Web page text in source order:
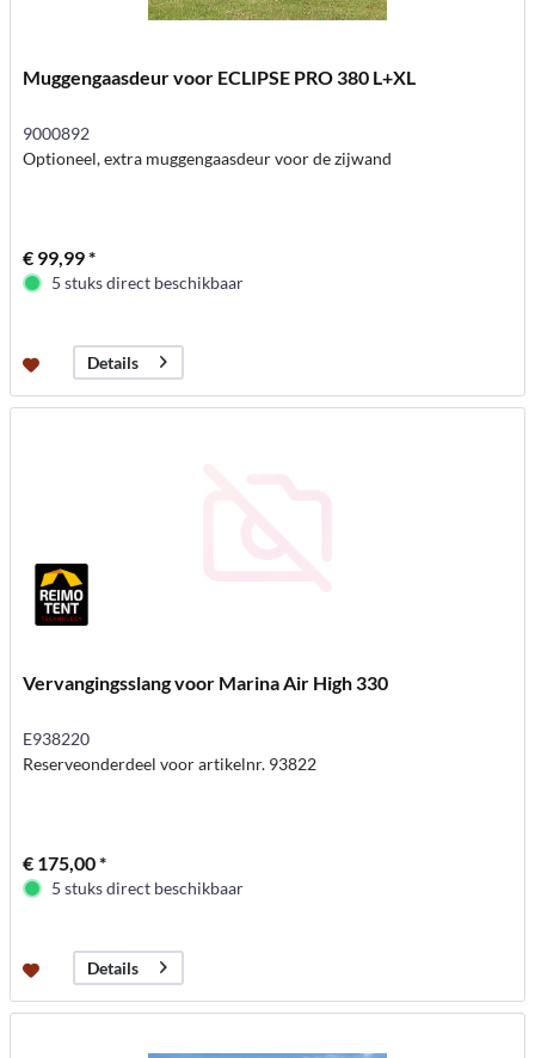
Muggengaasdeur voor ECLIPSE PRO 380 L+XL
9000892
Optioneel, extra muggengaasdeur voor de zijwand
€ 99,99 *
5 stuks direct beschikbaar
Details
Vervangingsslang voor Marina Air High 330
E938220
Reserveonderdeel voor artikelnr. 93822
€ 175,00 *
5 stuks direct beschikbaar
Details